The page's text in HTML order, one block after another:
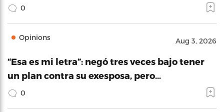
0
Opinions Aug 3, 2026
“Esa es mi letra”: negó tres veces bajo tener
un plan contra su exesposa, pero…
0